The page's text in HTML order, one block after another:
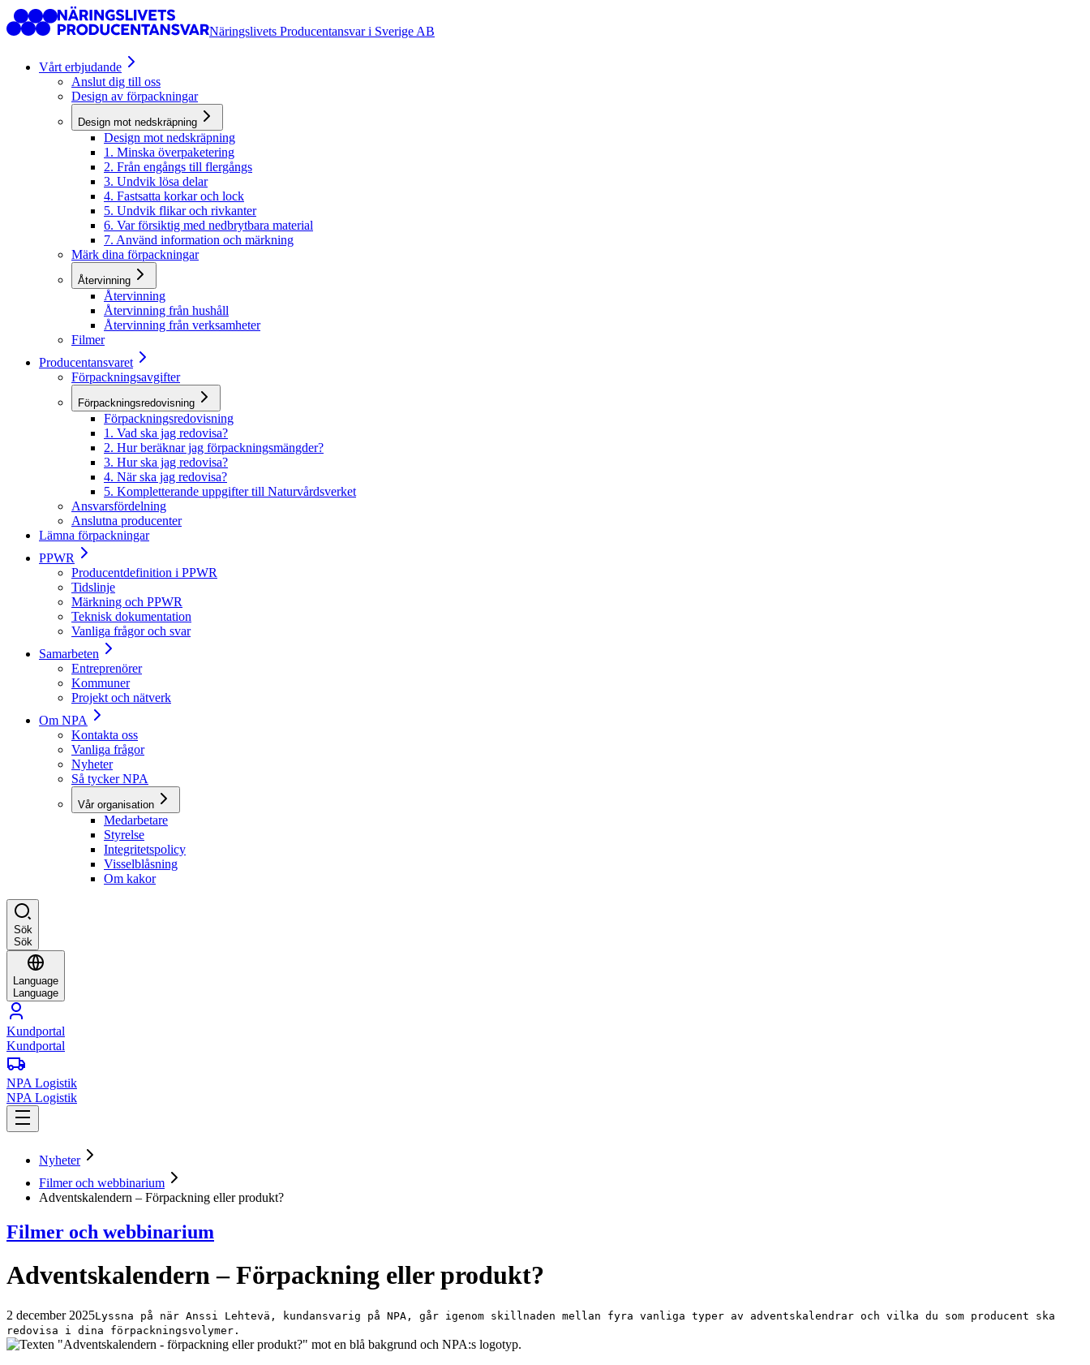
Näringslivets Producentansvar i Sverige AB
Vårt erbjudande
Anslut dig till oss
Design av förpackningar
Design mot nedskräpning
Design mot nedskräpning
1. Minska överpaketering
2. Från engångs till flergångs
3. Undvik lösa delar
4. Fastsatta korkar och lock
5. Undvik flikar och rivkanter
6. Var försiktig med nedbrytbara material
7. Använd information och märkning
Märk dina förpackningar
Återvinning
Återvinning
Återvinning från hushåll
Återvinning från verksamheter
Filmer
Producentansvaret
Förpackningsavgifter
Förpackningsredovisning
Förpackningsredovisning
1. Vad ska jag redovisa?
2. Hur beräknar jag förpackningsmängder?
3. Hur ska jag redovisa?
4. När ska jag redovisa?
5. Kompletterande uppgifter till Naturvårdsverket
Ansvarsfördelning
Anslutna producenter
Lämna förpackningar
PPWR
Producentdefinition i PPWR
Tidslinje
Märkning och PPWR
Teknisk dokumentation
Vanliga frågor och svar
Samarbeten
Entreprenörer
Kommuner
Projekt och nätverk
Om NPA
Kontakta oss
Vanliga frågor
Nyheter
Så tycker NPA
Vår organisation
Medarbetare
Styrelse
Integritetspolicy
Visselblåsning
Om kakor
Sök
Sök
Language
Language
Kundportal
Kundportal
NPA Logistik
NPA Logistik
Nyheter
Filmer och webbinarium
Adventskalendern – Förpackning eller produkt?
Filmer och webbinarium
Adventskalendern – Förpackning eller produkt?
2 december 2025Lyssna på när Anssi Lehtevä, kundansvarig på NPA, går igenom skillnaden mellan fyra vanliga typer av adventskalendrar och vilka du som producent ska
redovisa i dina förpackningsvolymer.